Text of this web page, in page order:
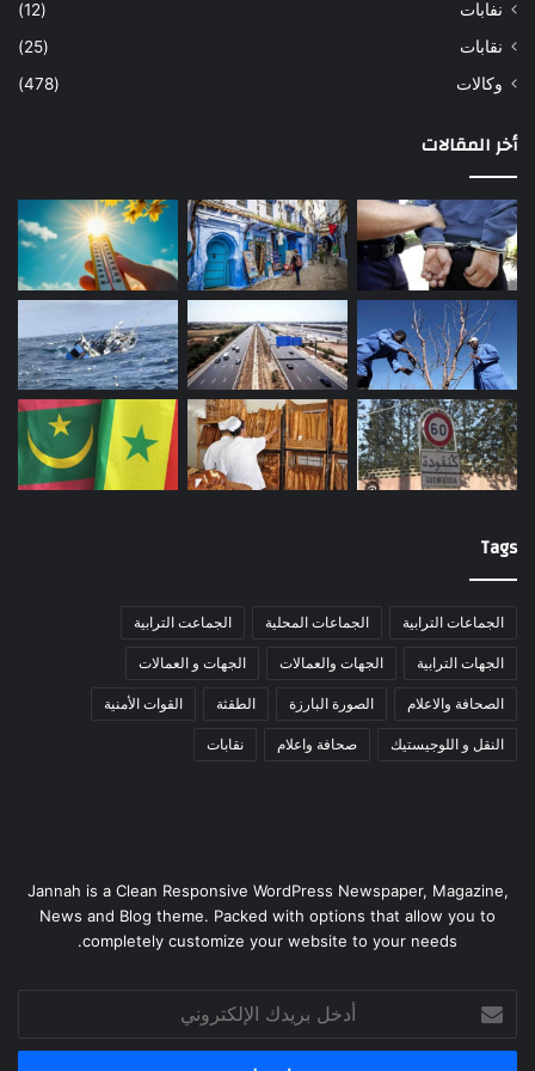
نفابات
(12)
نقابات
(25)
وكالات
(478)
أخر المقالات
Tags
الجماعات الترابية الجماعات المحلية الجماعت الترابية
الجهات الترابية الجهات والعمالات الجهات و العمالات
الصحافة والاعلام الصورة البارزة الطقثة القوات الأمنية
النقل و اللوجيستيك صحافة واعلام نقابات
Jannah is a Clean Responsive WordPress Newspaper, Magazine,
News and Blog theme. Packed with options that allow you to
completely customize your website to your needs.
بريدك
الإلكتروني